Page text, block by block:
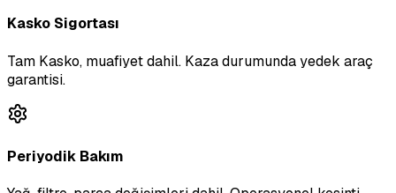
Kasko Sigortası
Tam Kasko, muafiyet dahil. Kaza durumunda yedek araç
garantisi.
Periyodik Bakım